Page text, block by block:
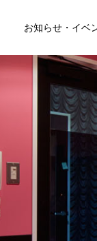
お知らせ・イベ